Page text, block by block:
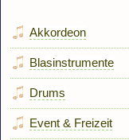
Akkordeon
Blasinstrumente
Drums
Event & Freizeit